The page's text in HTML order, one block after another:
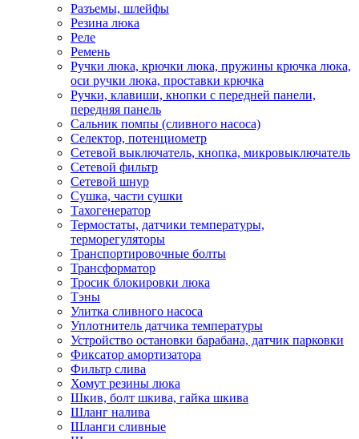
Разъемы, шлейфы
Резина люка
Реле
Ремень
Ручки люка, крючки люка, пружины крючка люка,
оси ручки люка, проставки крючка
Ручки, клавиши, кнопки с передней панели,
передняя панель
Сальник помпы (сливного насоса)
Селектор, потенциометр
Сетевой выключатель, кнопка, микровыключатель
Сетевой фильтр
Сетевой шнур
Сушка, части сушки
Тахогенератор
Термостаты, датчики температуры,
терморегуляторы
Транспортировочные болты
Трансформатор
Тросик блокировки люка
Тэны
Улитка сливного насоса
Уплотнитель датчика температуры
Устройство остановки барабана, датчик парковки
Фиксатор амортизатора
Фильтр слива
Хомут резины люка
Шкив, болт шкива, гайка шкива
Шланг налива
Шланги сливные